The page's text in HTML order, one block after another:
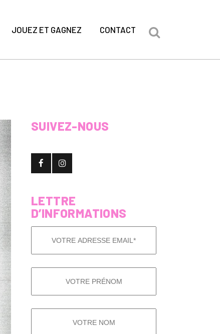
JOUEZ ET GAGNEZ CONTACT
SUIVEZ-NOUS
LETTRE
D’INFORMATIONS